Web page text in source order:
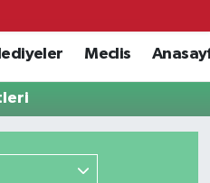
Meclis
ve Fikstür